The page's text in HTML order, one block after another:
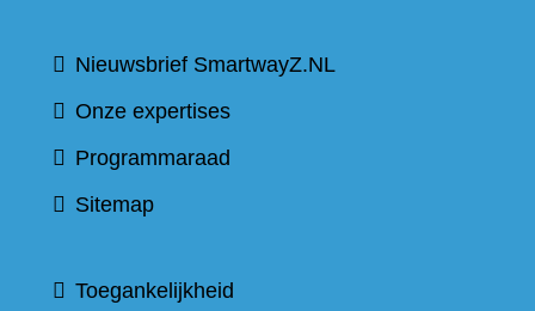
Nieuwsbrief SmartwayZ.NL
Onze expertises
Programmaraad
Sitemap
Toegankelijkheid